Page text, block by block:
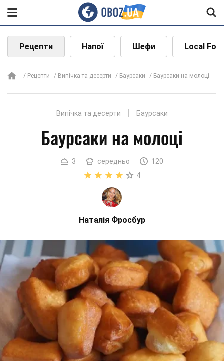
Рецепти Напої Шефи Local
Рецепти Випічка та десерти Баурсаки Баурсаки на молоці
Випічка та десерти Баурсаки
Баурсаки на молоці
3 середньо
120
4
Наталія Фросбур